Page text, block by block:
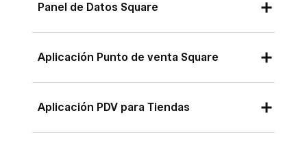
Panel de Datos Square
Inicia sesión en el Panel de Datos Square y
Filtra por una omás de una sucursal,
categoría, inventario o proveedorpara
Aplicación Punto de venta Square
Aplicación PDV para Tiendas